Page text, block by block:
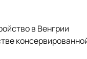
в Венгрии